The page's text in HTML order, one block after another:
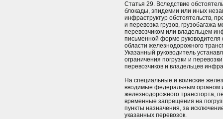
Статья 29. Вследствие
блокады, эпидемии или иных
инфраструктур обстоятельств,
и перевозка грузов,
перевозчиком или владельцем
письменной форме руководителя
области железнодорожного
Указанный руководитель
ограничения погрузки и
перевозчиков и владельцев
На специальные и воинские
вводимые федеральным органом
железнодорожного транспорта,
временные запрещения на
пункты назначения, за
указанных перевозок.